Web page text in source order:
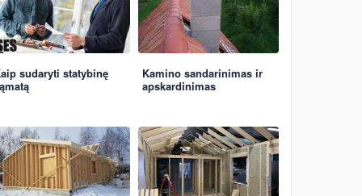
sudaryti statybinę
Kamino sandarinimas ir
apskardinimas